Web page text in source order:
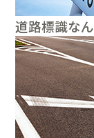
道路標識な